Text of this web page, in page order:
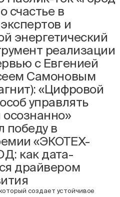
счастье в
и
энергетический
реализации
с Евгенией
Самоновым
«Цифровой
управлять
осознанно»
в
«ЭКОТЕХ-
как дата-
драйвером
создает устойчивое